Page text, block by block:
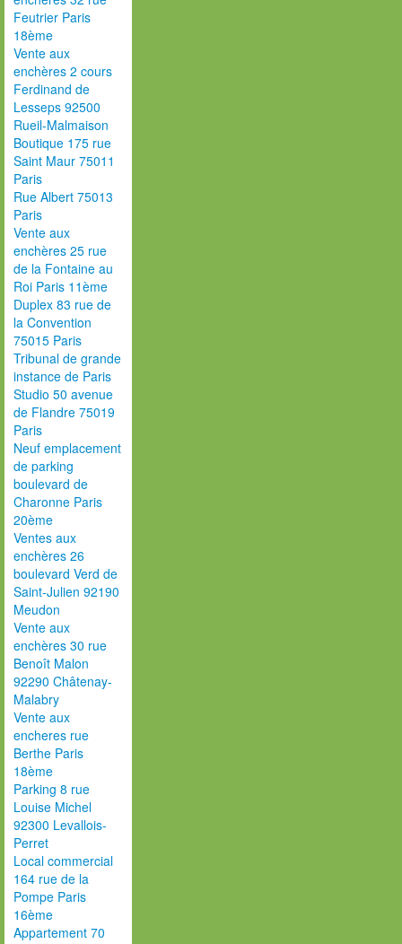
Feutrier Paris
18ème
Vente aux
enchères 2 cours
Ferdinand de
Lesseps 92500
Rueil-Malmaison
Boutique 175 rue
Saint Maur 75011
Paris
Rue Albert 75013
Paris
Vente aux
enchères 25 rue
de la Fontaine au
Roi Paris 11ème
Duplex 83 rue de
la Convention
75015 Paris
Tribunal de grande
instance de Paris
Studio 50 avenue
de Flandre 75019
Paris
Neuf emplacement
de parking
boulevard de
Charonne Paris
20ème
Ventes aux
enchères 26
boulevard Verd de
Saint-Julien 92190
Meudon
Vente aux
enchères 30 rue
Benoît Malon
92290 Châtenay-
Malabry
Vente aux
encheres rue
Berthe Paris
18ème
Parking 8 rue
Louise Michel
92300 Levallois-
Perret
Local commercial
164 rue de la
Pompe Paris
16ème
Appartement 70